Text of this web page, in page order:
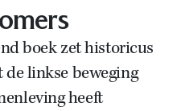
boek zet historicus
linkse beweging
heeft